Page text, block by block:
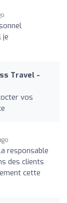
je
Travel -
vos
responsable
des clients
cette